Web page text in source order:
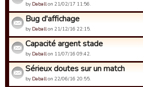
by Daballon 21/02/17 11:56.
Bug d'affichage
by Daballon 21/12/16 22:15.
Capacité argent stade
by Daballon 11/07/16 09:42.
Sérieux doutes sur un match
by Daballon 22/06/16 20:55.